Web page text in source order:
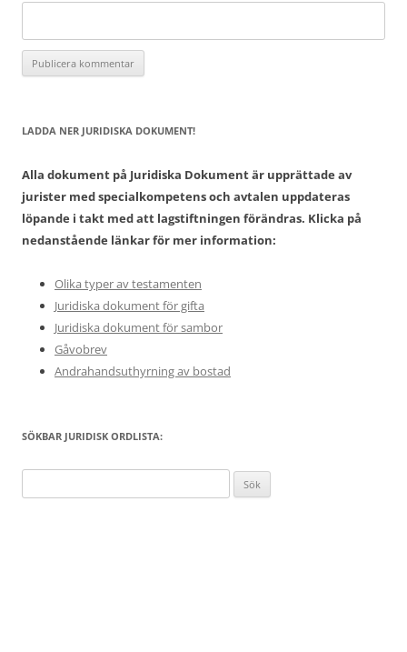
LADDA NER JURIDISKA DOKUMENT!
Alla dokument på Juridiska Dokument är upprättade av
jurister med specialkompetens och avtalen uppdateras
löpande i takt med att lagstiftningen förändras. Klicka på
nedanstående länkar för mer information:
Olika typer av testamenten
Juridiska dokument för gifta
Juridiska dokument för sambor
Gåvobrev
Andrahandsuthyrning av bostad
SÖKBAR JURIDISK ORDLISTA:
efter: